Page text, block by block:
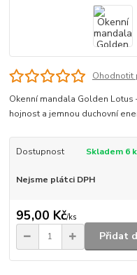
Ohodnotit
Okenní mandala Golden
hojnost a jemnou duchovní
Dostupnost Skladem 6
Nejsme plátci DPH
95,00 Kč/ks
Přidat